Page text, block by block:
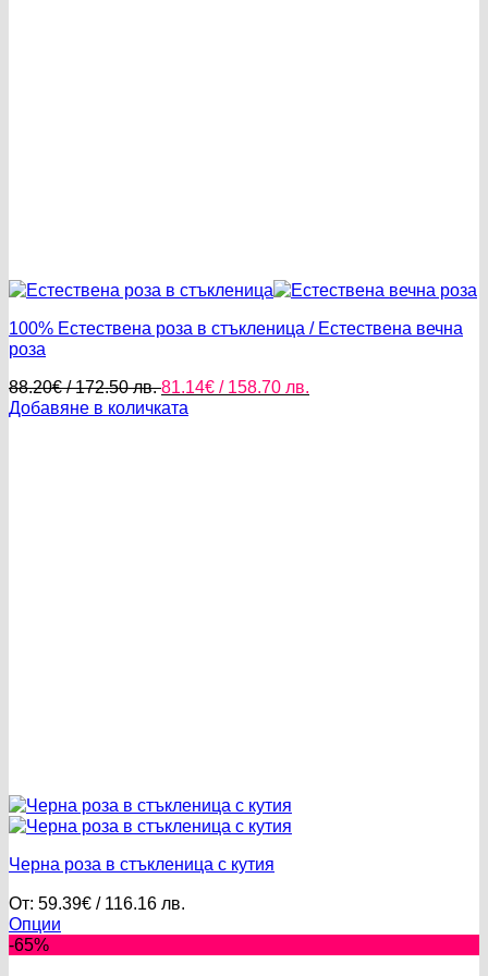
100% Естествена роза в стъкленица / Естествена вечна
роза
88.20€/ 172.50 лв.Original
price
81.14€ / 158.70 лв.
Добавяне в количката
Черна роза в стъкленица с кутия
От: 59.39€ / 116.16 лв.
Опции
This
-65%